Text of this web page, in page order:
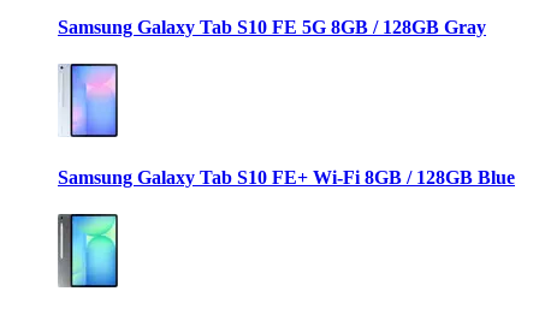
Samsung Galaxy Tab S10 FE 5G 8GB / 128GB Gray
Samsung Galaxy Tab S10 FE+ Wi-Fi 8GB / 128GB Blue